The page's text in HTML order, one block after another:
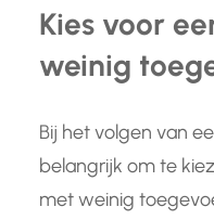
Kies voor
weinig
Bij het volgen van
belangrijk om te
met weinig